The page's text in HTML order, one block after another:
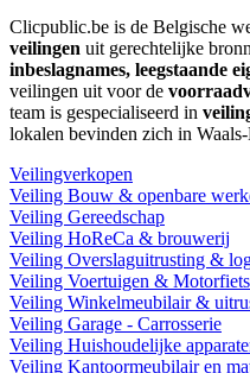
Clicpublic.be is de Belgische
veilingen uit gerechtelijke
inbeslagnames, leegstaande
veilingen uit voor de
team is gespecialiseerd in
lokalen bevinden zich in
Veilingverkopen
Veiling Bouw & openbare
Veiling Gereedschap
Veiling HoReCa & brouwerij
Veiling Overslaguitrusting &
Veiling Voertuigen &
Veiling Winkelmeubilair &
Veiling Garage - Carrosserie
Veiling Huishoudelijke
Veiling Kantoormeubilair en